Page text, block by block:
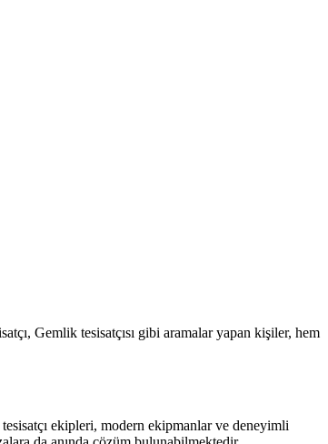
Gemlik tesisatçısı gibi aramalar yapan kişiler, hem
tesisatçı ekipleri, modern ekipmanlar ve deneyimli